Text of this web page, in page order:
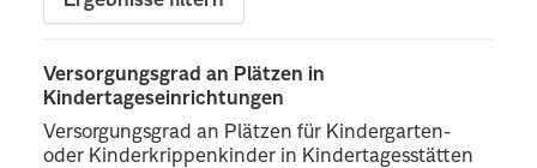
Versorgungsgrad an Plätzen in
Kindertageseinrichtungen
Versorgungsgrad an Plätzen für Kindergarten-
oder Kinderkrippenkinder in Kindertagesstätten